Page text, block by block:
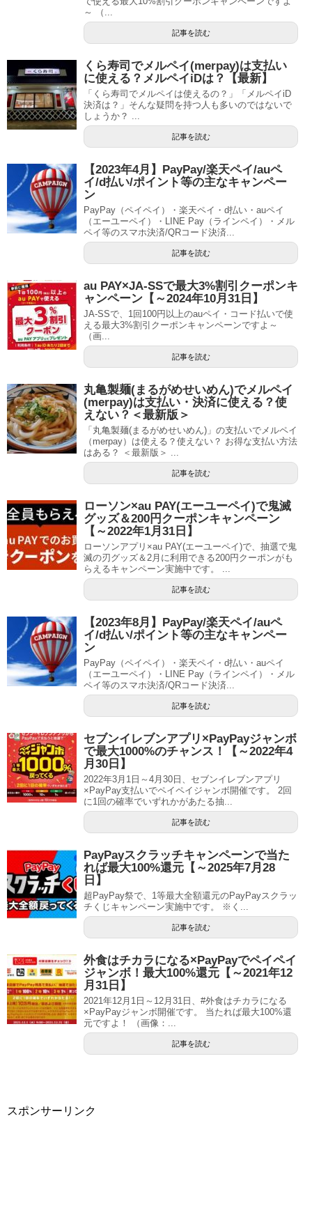
～ （...
記事を読む
くら寿司でメルペイ(merpay)は支払い
に使える？メルペイiDは？【最新】
「くら寿司でメルペイは使えるの？」「メルペイiD
決済は？」そんな疑問を持つ人も多いのではないで
しょうか？ ...
記事を読む
【2023年4月】PayPay/楽天ペイ/auペ
イ/d払い/ポイント等の主なキャンペー
ン
PayPay（ペイペイ）・楽天ペイ・d払い・auペイ
（エーユーペイ）・LINE Pay（ラインペイ）・メル
ペイ等のスマホ決済/QRコード決済...
記事を読む
au PAY×JA-SSで最大3%割引クーポンキ
ャンペーン【～2024年10月31日】
JA-SSで、1回100円以上のauペイ・コード払いで使
える最大3%割引クーポンキャンペーンですよ～
（画...
記事を読む
丸亀製麺(まるがめせいめん)でメルペイ
(merpay)は支払い・決済に使える？使
えない？＜最新版＞
「丸亀製麺(まるがめせいめん)」の支払いでメルペイ
（merpay）は使える？使えない？ お得な支払い方法
はある？ ＜最新版＞ ...
記事を読む
ローソン×au PAY(エーユーペイ)で鬼滅
グッズ＆200円クーポンキャンペーン
【～2022年1月31日】
ローソンアプリ×au PAY(エーユーペイ)で、抽選で鬼
滅の刃グッズ＆2月に利用できる200円クーポンがも
らえるキャンペーン実施中です。 ...
記事を読む
【2023年8月】PayPay/楽天ペイ/auペ
イ/d払い/ポイント等の主なキャンペー
ン
PayPay（ペイペイ）・楽天ペイ・d払い・auペイ
（エーユーペイ）・LINE Pay（ラインペイ）・メル
ペイ等のスマホ決済/QRコード決済...
記事を読む
セブンイレブンアプリ×PayPayジャンボ
で最大1000%のチャンス！【～2022年4
月30日】
2022年3月1日～4月30日、セブンイレブンアプリ
×PayPay支払いでペイペイジャンボ開催です。 2回
に1回の確率でいずれかがあたる抽...
記事を読む
PayPayスクラッチキャンペーンで当た
れば最大100%還元【～2025年7月28
日】
超PayPay祭で、1等最大全額還元のPayPayスクラッ
チくじキャンペーン実施中です。 ※く...
記事を読む
外食はチカラになる×PayPayでペイペイ
ジャンボ！最大100%還元【～2021年12
月31日】
2021年12月1日～12月31日、#外食はチカラになる
×PayPayジャンボ開催です。 当たれば最大100%還
元ですよ！ （画像：...
記事を読む
スポンサーリンク